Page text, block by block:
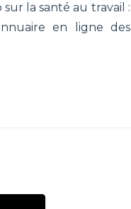
la santé au travail :
en ligne des